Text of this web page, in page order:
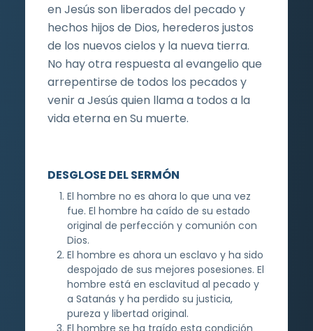
en Jesús son liberados del pecado y
hechos hijos de Dios, herederos justos
de los nuevos cielos y la nueva tierra.
No hay otra respuesta al evangelio que
arrepentirse de todos los pecados y
venir a Jesús quien llama a todos a la
vida eterna en Su muerte.
DESGLOSE DEL SERMÓN
El hombre no es ahora lo que una vez
fue. El hombre ha caído de su estado
original de perfección y comunión con
Dios.
El hombre es ahora un esclavo y ha sido
despojado de sus mejores posesiones. El
hombre está en esclavitud al pecado y
a Satanás y ha perdido su justicia,
pureza y libertad original.
El hombre se ha traído esta condición